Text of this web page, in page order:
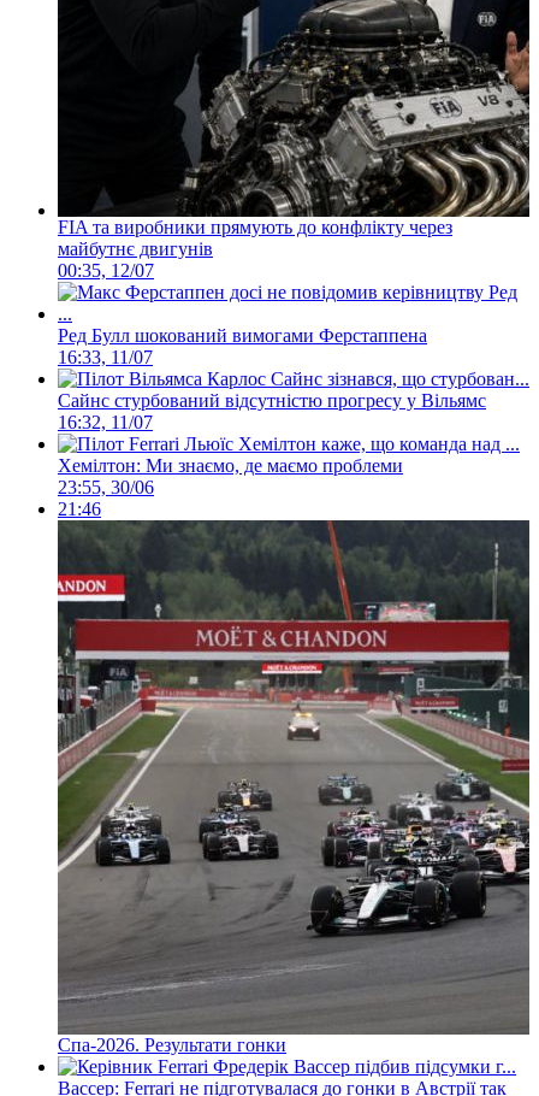
FIA та виробники прямують до конфлікту через
майбутнє двигунів
00:35, 12/07
Ред Булл шокований вимогами Ферстаппена
16:33, 11/07
Сайнс стурбований відсутністю прогресу у Вільямс
16:32, 11/07
Хемілтон: Ми знаємо, де маємо проблеми
23:55, 30/06
21:46
Спа-2026. Результати гонки
Вассер: Ferrari не підготувалася до гонки в Австрії так